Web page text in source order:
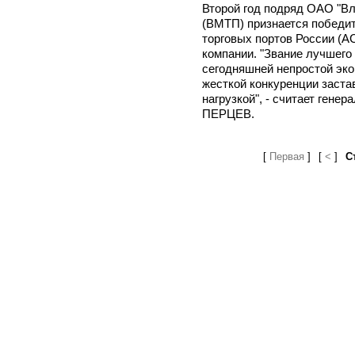
Второй год подряд ОАО
(ВМТП) признается
торговых портов России
компании. "Звание
сегодняшней непростой
жесткой конкуренции
нагрузкой", - считает
ПЕРЦЕВ.
[Первая ] [< ]